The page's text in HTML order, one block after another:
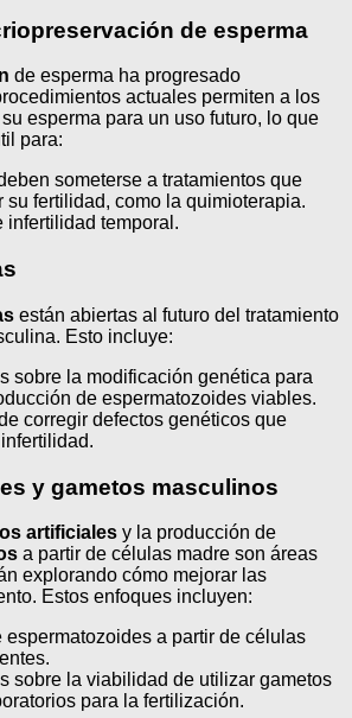
de esperma
de esperma ha progresado
actuales permiten a los
esperma para un uso futuro, lo que
para:
someterse a tratamientos que
su fertilidad, como la quimioterapia.
infertilidad temporal.
están abiertas al futuro del tratamiento
Esto incluye:
sobre la modificación genética para
de espermatozoides viables.
corregir defectos genéticos que
y gametos masculinos
artificiales y la producción de
a partir de células madre son áreas
explorando cómo mejorar las
Estos enfoques incluyen:
espermatozoides a partir de células
sobre la viabilidad de utilizar gametos
para la fertilización.